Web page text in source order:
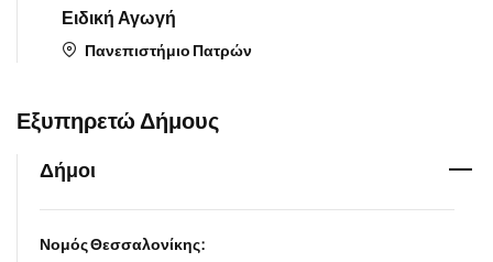
Ειδική Αγωγή
Πανεπιστήμιο Πατρών
Εξυπηρετώ Δήμους
Δήμοι
Νομός Θεσσαλονίκης: